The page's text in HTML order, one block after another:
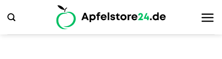
Inhalt
springen